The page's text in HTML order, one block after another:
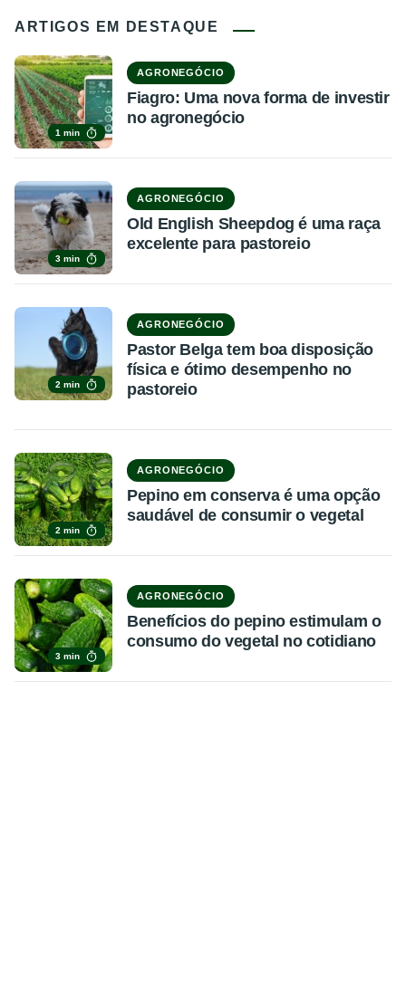
ARTIGOS EM DESTAQUE
1 min
AGRONEGÓCIO
Fiagro: Uma nova forma de investir
no agronegócio
3 min
AGRONEGÓCIO
Old English Sheepdog é uma raça
excelente para pastoreio
2 min
AGRONEGÓCIO
Pastor Belga tem boa disposição
física e ótimo desempenho no
pastoreio
2 min
AGRONEGÓCIO
Pepino em conserva é uma opção
saudável de consumir o vegetal
3 min
AGRONEGÓCIO
Benefícios do pepino estimulam o
consumo do vegetal no cotidiano